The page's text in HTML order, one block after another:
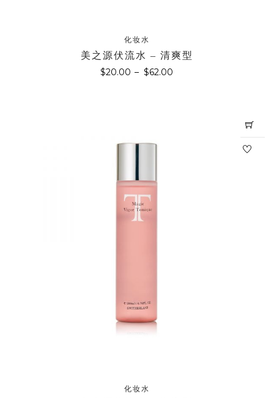
化妆水
美之源伏流水 – 清爽型
$20.00 –$62.00
化妆水